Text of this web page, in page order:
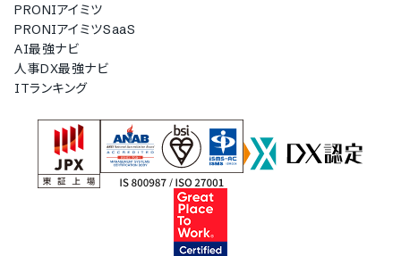
PRONIアイミツ
PRONIアイミツSaaS
AI最強ナビ
人事DX最強ナビ
ITランキング